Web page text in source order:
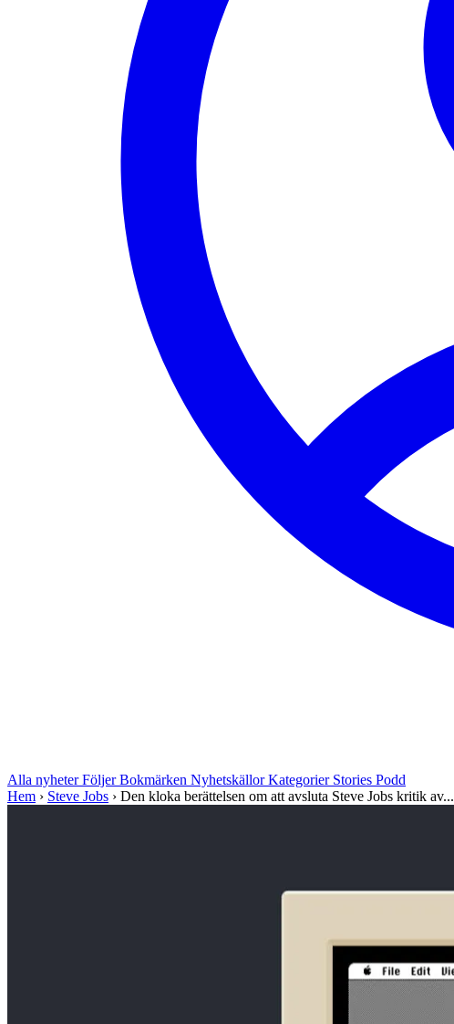
Alla nyheterFöljerBokmärken NyhetskällorKategorier Stories Podd
Hem › Steve Jobs › Den kloka berättelsen om att avsluta Steve Jobs kritik av...